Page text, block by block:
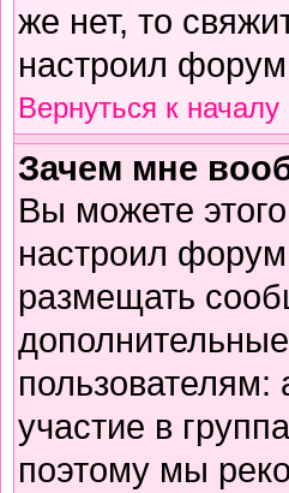
же нет, то
настроил
Вернуться к началу
Зачем мне
Вы можете
настроил
размещать
участие в
поэтому мы